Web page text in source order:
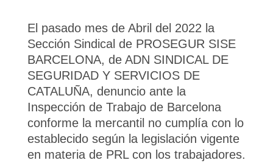
El pasado mes de Abril del 2022 la
Sección Sindical de PROSEGUR SISE
BARCELONA, de ADN SINDICAL DE
SEGURIDAD Y SERVICIOS DE
CATALUÑA, denuncio ante la
Inspección de Trabajo de Barcelona
conforme la mercantil no cumplía con lo
establecido según la legislación vigente
en materia de PRL con los trabajadores.